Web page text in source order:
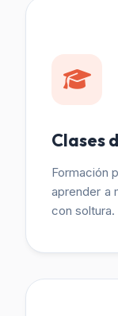
Clases
Formación
aprender a
con soltura.